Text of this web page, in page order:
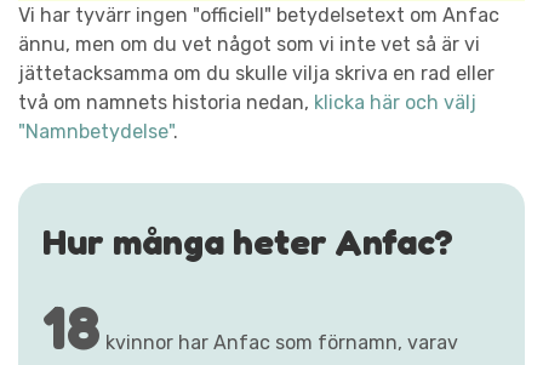
Vi har tyvärr ingen "officiell" betydelsetext om Anfac
ännu, men om du vet något som vi inte vet så är vi
jättetacksamma om du skulle vilja skriva en rad eller
två om namnets historia nedan, klicka här och välj
"Namnbetydelse".
Hur många heter Anfac?
18 kvinnor har Anfac som förnamn, varav